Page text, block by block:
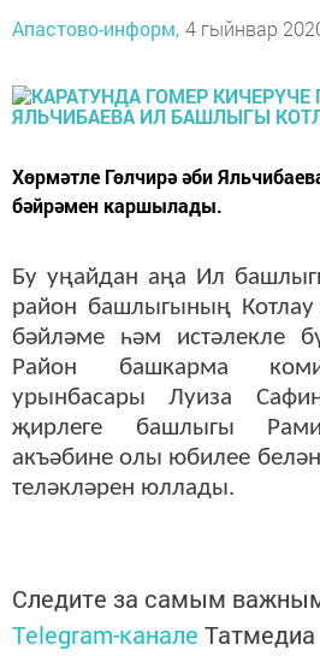
Апастово-информ, 4 гыйнвар
Хөрмәтле Гөлчирә әби
бәйрәмен каршылады.
Бу уңайдан аңа Ил
район башлыгының Котлау
бәйләме һәм истәлекле
Район башкарма
урынбасары Луиза
җирлеге башлыгы
акъәбине олы юбилее
теләкләрен юллады.
Следите за самым
Telegram-канале Татмедиа